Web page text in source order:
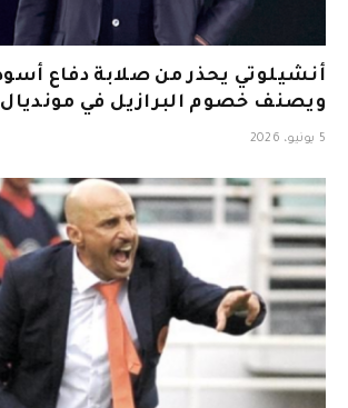
أنشيلوتي يحذر من صلابة دفاع
ويصنف خصوم البرازيل في مونديال 2026.
5 يونيو، 2026